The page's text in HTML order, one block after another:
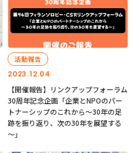
2023.12.04
活動報告
【開催報告】リンクアップフォーラム
30周年記念企画「企業とNPOのパー
トナーシップのこれから～30年の足
跡を振り返り、次の30年を展望する
～」